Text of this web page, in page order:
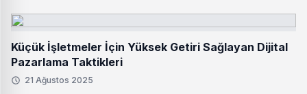
Küçük İşletmeler İçin Yüksek Getiri Sağlayan Dijital
Pazarlama Taktikleri
21 Ağustos 2025